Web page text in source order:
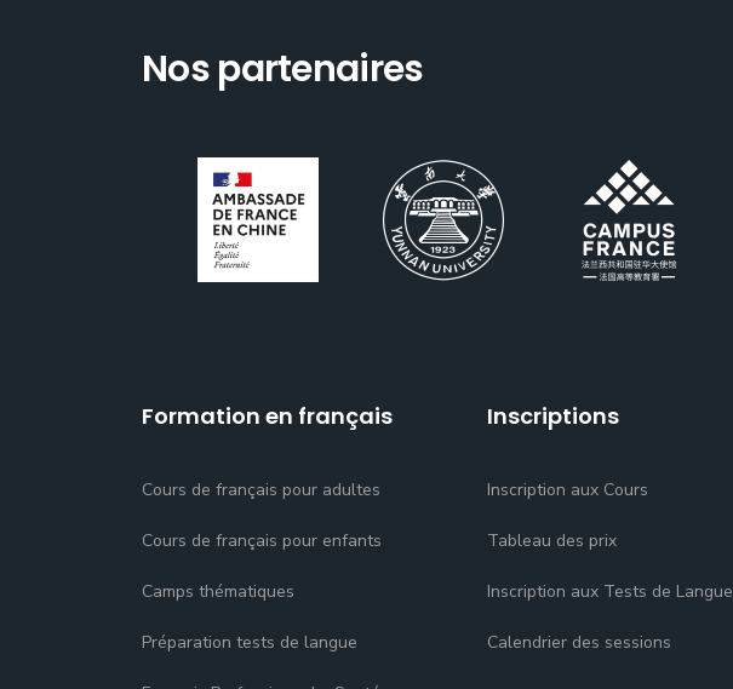
Nos partenaires
Formation en français
Cours de français pour adultes
Cours de français pour enfants
Camps thématiques
Préparation tests de langue
Inscriptions
Inscription aux Cours
Tableau des prix
Inscription aux Tests de Langue
Calendrier des sessions